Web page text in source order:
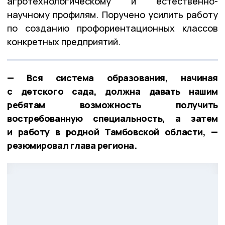
научному профилям. Поручено усилить работу
по созданию профориентационных классов
конкретных предприятий.
— Вся система образования, начиная
с детского сада, должна давать нашим
ребятам возможность получить
востребованную специальность, а затем
и работу в родной Тамбовской области, —
резюмировал глава региона.